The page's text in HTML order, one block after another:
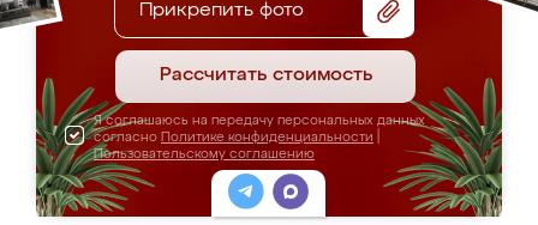
Прикрепить фото
Рассчитать стоимость
Я соглашаюсь на передачу персональных данных
согласно Политике конфиденциальности
Пользовательскому соглашению